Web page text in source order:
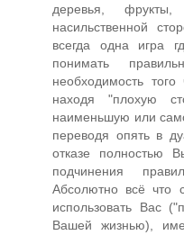
деревья,
насильственной
всегда одна игра
понимать
необходимость
находя "плохую
наименьшую или
переводя опять в
отказе полностью
подчинения
Абсолютно всё что
использовать Вас
Вашей жизнью),